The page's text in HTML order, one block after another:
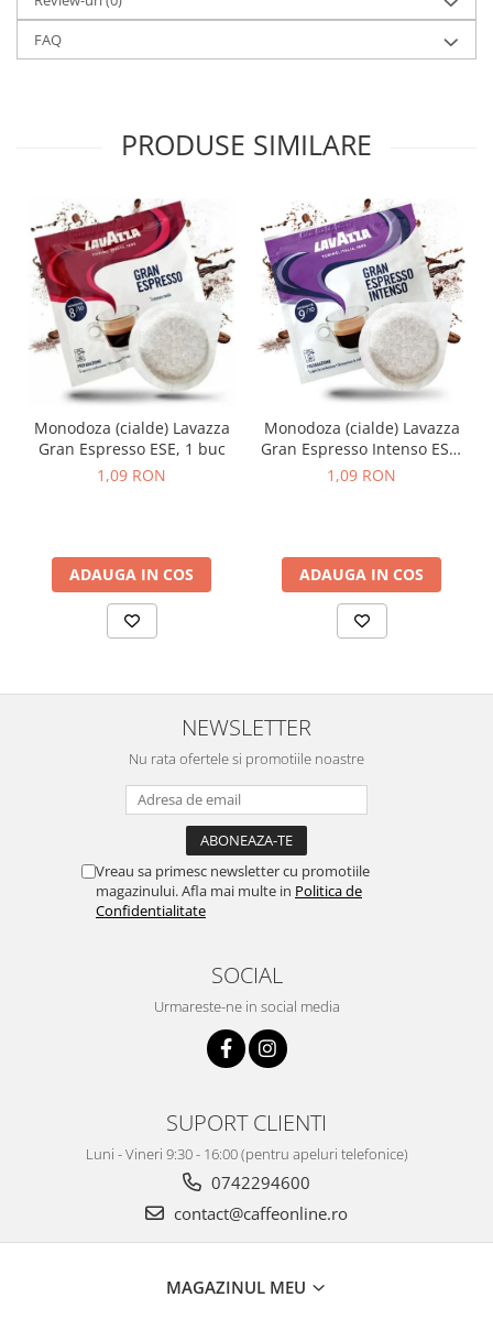
FAQ
PRODUSE SIMILARE
Monodoza (cialde) Lavazza
Gran Espresso ESE, 1 buc
1,09 RON
ADAUGA IN COS
Monodoza (cialde) Lavazza
Gran Espresso Intenso ESE,
1 buc
1,09 RON
ADAUGA IN COS
NEWSLETTER
Nu rata ofertele si promotiile noastre
Vreau sa primesc newsletter cu promotiile
magazinului. Afla mai multe in Politica de
Confidentialitate
SOCIAL
Urmareste-ne in social media
SUPORT CLIENTI
Luni - Vineri 9:30 - 16:00 (pentru apeluri telefonice)
0742294600
contact@caffeonline.ro
MAGAZINUL MEU